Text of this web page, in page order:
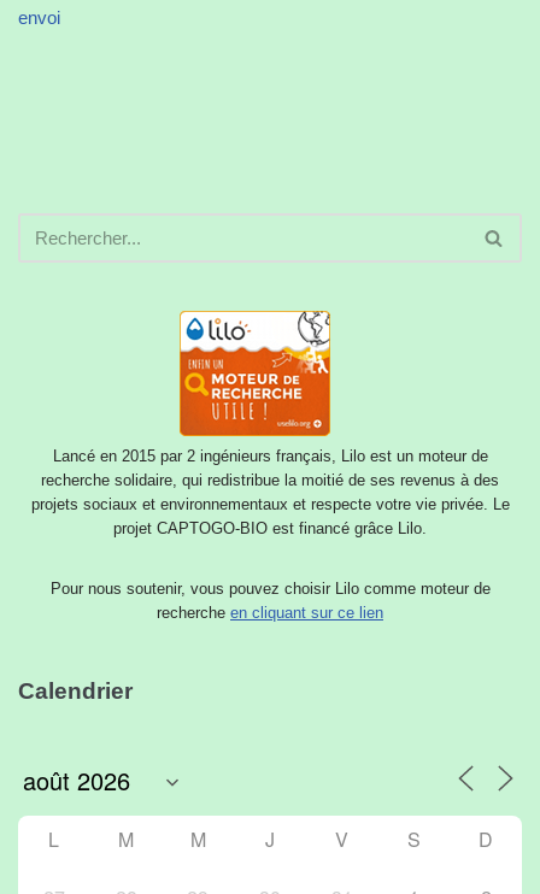
envoi
Lancé en 2015 par 2 ingénieurs français, Lilo est un moteur de
recherche solidaire, qui redistribue la moitié de ses revenus à des
projets sociaux et environnementaux et respecte votre vie privée. Le
projet CAPTOGO-BIO est financé grâce Lilo.
Pour nous soutenir, vous pouvez choisir Lilo comme moteur de
recherche en cliquant sur ce lien
Calendrier
L M M J V S D